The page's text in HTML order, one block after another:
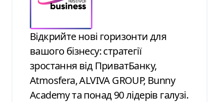
Відкрийте нові горизонти для
вашого бізнесу: стратегії
зростання від ПриватБанку,
Atmosfera, ALVIVA GROUP, Bunny
Academy та понад 90 лідерів галузі.